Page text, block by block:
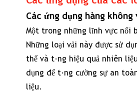
loại
vải
lai
aramid-
carbon
trong
Các ứng dụng hàng
Một trong những lĩnh vực nổi
Những loại vải này được sử
thể và tăng hiệu quả nhiên
dụng để tăng cường sự an
liệu.